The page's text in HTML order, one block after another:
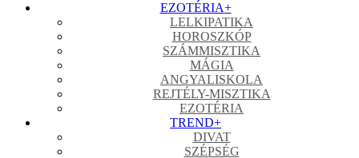
EZOTÉRIA+
LELKIPATIKA
HOROSZKÓP
SZÁMMISZTIKA
MÁGIA
ANGYALISKOLA
REJTÉLY-MISZTIKA
EZOTÉRIA
TREND+
DIVAT
SZÉPSÉG